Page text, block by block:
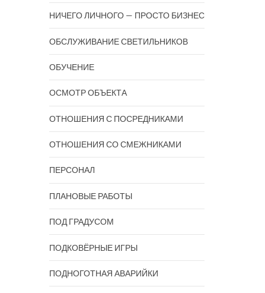
НИЧЕГО ЛИЧНОГО — ПРОСТО БИЗНЕС
ОБСЛУЖИВАНИЕ СВЕТИЛЬНИКОВ
ОБУЧЕНИЕ
ОСМОТР ОБЪЕКТА
ОТНОШЕНИЯ С ПОСРЕДНИКАМИ
ОТНОШЕНИЯ СО СМЕЖНИКАМИ
ПЕРСОНАЛ
ПЛАНОВЫЕ РАБОТЫ
ПОД ГРАДУСОМ
ПОДКОВЁРНЫЕ ИГРЫ
ПОДНОГОТНАЯ АВАРИЙКИ